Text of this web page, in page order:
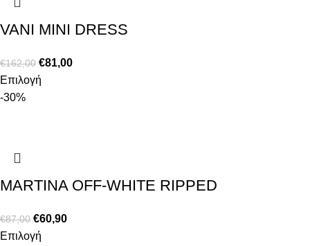
VANI MINI DRESS
€162,00 €81,00
Επιλογή
-30%
MARTINA OFF-WHITE RIPPED
€87,00 €60,90
Επιλογή